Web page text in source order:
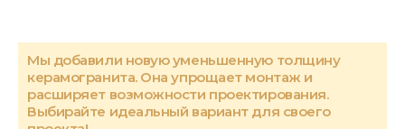
Мы добавили новую уменьшенную толщину
керамогранита. Она упрощает монтаж и
расширяет возможности проектирования.
Выбирайте идеальный вариант для своего